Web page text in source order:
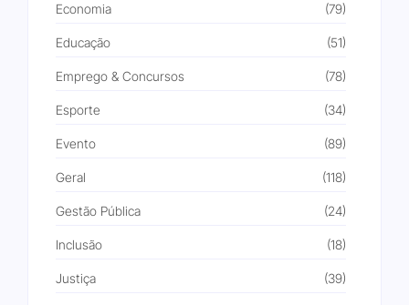
Economia (79)
Educação (51)
Emprego & Concursos (78)
Esporte (34)
Evento (89)
Geral (118)
Gestão Pública (24)
Inclusão (18)
Justiça (39)